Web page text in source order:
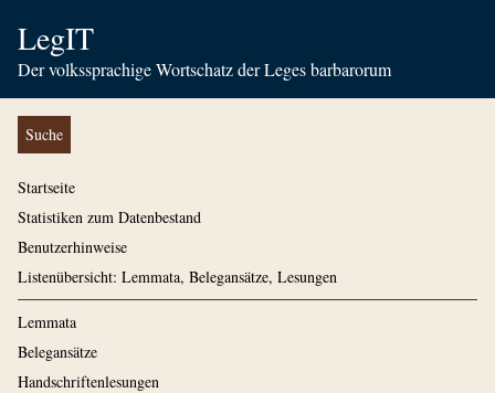
LegIT
Der volkssprachige Wortschatz der Leges barbarorum
Suche
Startseite
Statistiken zum Datenbestand
Benutzerhinweise
Listenübersicht: Lemmata, Belegansätze, Lesungen
Lemmata
Belegansätze
Handschriftenlesungen